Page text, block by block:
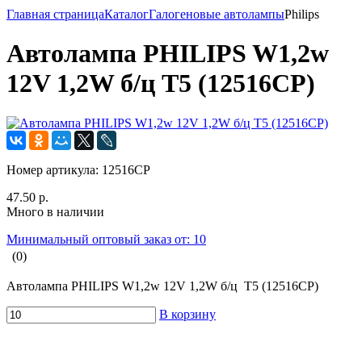
Главная страницаКаталогГалогеновые автолампыPhilips
Автолампа PHILIPS W1,2w
12V 1,2W б/ц T5 (12516CP)
Номер артикула: 12516CP
47.50 р.
Много в наличии
Минимальный оптовый заказ от: 10
(0)
Автолампа PHILIPS W1,2w 12V 1,2W б/ц T5 (12516CP)
В корзину